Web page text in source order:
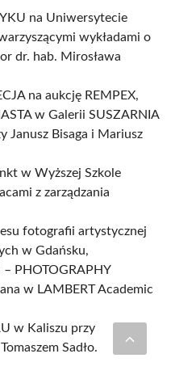
na Uniwersytecie
wykładami o
dr. hab. Mirosława
na aukcję REMPEX,
w Galerii SUSZARNIA
Janusz Bisaga i Mariusz
w Wyższej Szkole
z zarządzania
fotografii artystycznej
w Gdańsku,
– PHOTOGRAPHY
w LAMBERT Academic
w Kaliszu przy
Sadło.